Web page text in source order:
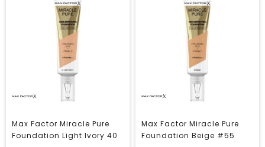
Max Factor Miracle Pure
Foundation Light Ivory 40
Max Factor Miracle Pure
Foundation Beige #55